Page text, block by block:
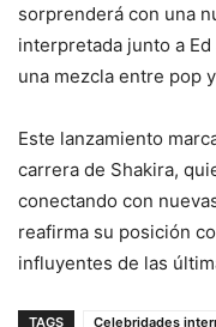
sorprenderá con una
interpretada junto a
una mezcla entre pop
Este lanzamiento
carrera de Shakira,
conectando con
reafirma su posición
influyentes de las
TAGS Celebridades